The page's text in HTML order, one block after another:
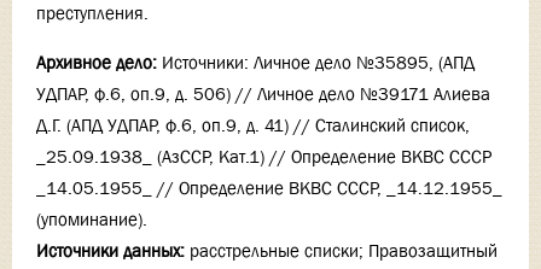
преступления.
Архивное дело: Источники: Личное дело №35895, (АПД
УДПАР, ф.6, оп.9, д. 506) // Личное дело №39171 Алиева
Д.Г. (АПД УДПАР, ф.6, оп.9, д. 41) // Сталинский список,
_25.09.1938_ (АзССР, Кат.1) // Определение ВКВС СССР
_14.05.1955_ // Определение ВКВС СССР, _14.12.1955_
(упоминание).
Источники данных: расстрельные списки; Правозащитный